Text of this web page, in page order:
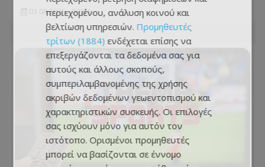
03.08.2026 - 09:04
περιεχομένου, ανάλυση κοινού και
βελτίωση υπηρεσιών. Προμηθευτές
τρίτων (1884) ενδέχεται επίσης να
επεξεργάζονται τα δεδομένα σας για
αυτούς και άλλους σκοπούς,
συμπεριλαμβανομένης της χρήσης
ακριβών δεδομένων γεωεντοπισμού και
χαρακτηριστικών συσκευής. Οι επιλογές
σας ισχύουν μόνο για αυτόν τον
ιστότοπο. Ορισμένοι προμηθευτές
μπορεί να βασίζονται σε έννομο